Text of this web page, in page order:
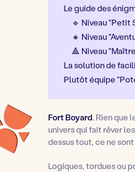
Le guide des
🔹 Niveau "Petit
🔸 Niveau
🔺 Niveau
La solution de
Plutôt équipe
Fort Boyard. Rien que
univers qui fait rêver
dessus tout, ce ne
Logiques, tordues ou